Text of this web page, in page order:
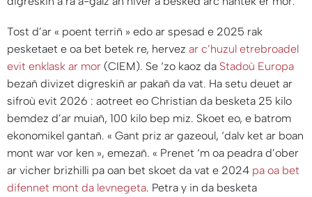
Tost d’ar « poent terriñ » edo ar spesad e 2025 rak
pesketaet e oa bet betek re, hervez ar c’huzul etrebroadel
evit enklask ar mor(CIEM). Se ‘zo kaoz da Stadoù Europa
bezañ divizet digreskiñ ar pakañ da vat. Ha setu deuet ar
sifroù evit 2026 : aotreet eo Christian da besketa 25 kilo
bemdez d’ar muiañ, 100 kilo bep miz. Skoet eo, e batrom
ekonomikel gantañ. « Gant priz ar gazeoul, ‘dalv ket ar boan
mont war vor ken », emezañ. « Prenet ‘m oa peadra d’ober
ar vicher brizhilli pa oan bet skoet da vat e 2024 pa oa bet
difennet mont da levnegeta. Petra y in da besketa